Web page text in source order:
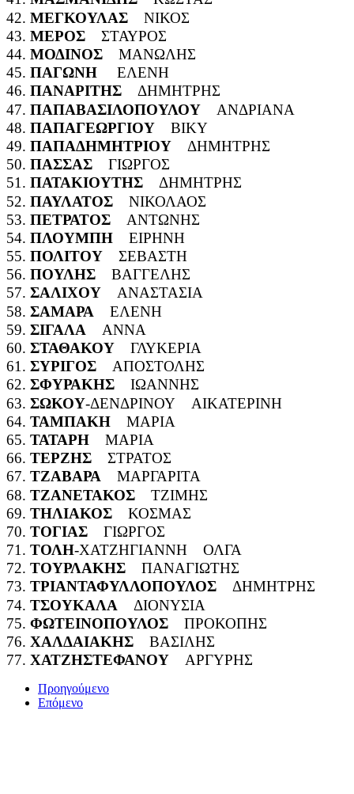
42. ΜΕΓΚΟΥΛΑΣ ΝΙΚΟΣ
43. ΜΕΡΟΣ ΣΤΑΥΡΟΣ
44. ΜΟΔΙΝΟΣ ΜΑΝΩΛΗΣ
45. ΠΑΓΩΝΗ ΕΛΕΝΗ
46. ΠΑΝΑΡΙΤΗΣ ΔΗΜΗΤΡΗΣ
47. ΠΑΠΑΒΑΣΙΛΟΠΟΥΛΟΥ ΑΝΔΡΙΑΝΑ
48. ΠΑΠΑΓΕΩΡΓΙΟΥ ΒΙΚΥ
49. ΠΑΠΑΔΗΜΗΤΡΙΟΥ ΔΗΜΗΤΡΗΣ
50. ΠΑΣΣΑΣ ΓΙΩΡΓΟΣ
51. ΠΑΤΑΚΙΟΥΤΗΣ ΔΗΜΗΤΡΗΣ
52. ΠΑΥΛΑΤΟΣ ΝΙΚΟΛΑΟΣ
53. ΠΕΤΡΑΤΟΣ ΑΝΤΩΝΗΣ
54. ΠΛΟΥΜΠΗ ΕΙΡΗΝΗ
55. ΠΟΛΙΤΟΥ ΣΕΒΑΣΤΗ
56. ΠΟΥΛΗΣ ΒΑΓΓΕΛΗΣ
57. ΣΑΛΙΧΟΥ ΑΝΑΣΤΑΣΙΑ
58. ΣΑΜΑΡΑ ΕΛΕΝΗ
59. ΣΙΓΑΛΑ ΑΝΝΑ
60. ΣΤΑΘΑΚΟΥ ΓΛΥΚΕΡΙΑ
61. ΣΥΡΙΓΟΣ ΑΠΟΣΤΟΛΗΣ
62. ΣΦΥΡΑΚΗΣ ΙΩΑΝΝΗΣ
63. ΣΩΚΟΥ-ΔΕΝΔΡΙΝΟΥ ΑΙΚΑΤΕΡΙΝΗ
64. ΤΑΜΠΑΚΗ ΜΑΡΙΑ
65. ΤΑΤΑΡΗ ΜΑΡΙΑ
66. ΤΕΡΖΗΣ ΣΤΡΑΤΟΣ
67. ΤΖΑΒΑΡΑ ΜΑΡΓΑΡΙΤΑ
68. ΤΖΑΝΕΤΑΚΟΣ ΤΖΙΜΗΣ
69. ΤΗΛΙΑΚΟΣ ΚΟΣΜΑΣ
70. ΤΟΓΙΑΣ ΓΙΩΡΓΟΣ
71. ΤΟΛΗ-ΧΑΤΖΗΓΙΑΝΝΗ ΟΛΓΑ
72. ΤΟΥΡΛΑΚΗΣ ΠΑΝΑΓΙΩΤΗΣ
73. ΤΡΙΑΝΤΑΦΥΛΛΟΠΟΥΛΟΣ ΔΗΜΗΤΡΗΣ
74. ΤΣΟΥΚΑΛΑ ΔΙΟΝΥΣΙΑ
75. ΦΩΤΕΙΝΟΠΟΥΛΟΣ ΠΡΟΚΟΠΗΣ
76. ΧΑΛΔΑΙΑΚΗΣ ΒΑΣΙΛΗΣ
77. ΧΑΤΖΗΣΤΕΦΑΝΟΥ ΑΡΓΥΡΗΣ
Προηγούμενο
Επόμενο